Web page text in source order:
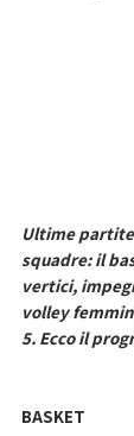
Ultime
squadre: il
vertici,
volley
5. Ecco il
BASKET